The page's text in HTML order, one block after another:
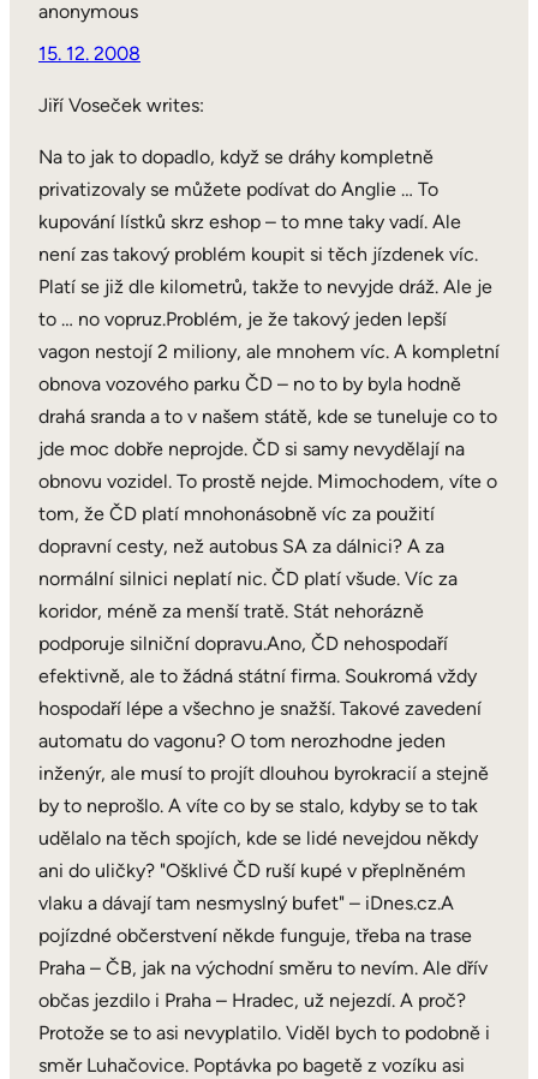
anonymous
15. 12. 2008
Jiří Voseček writes:
Na to jak to dopadlo, když se dráhy kompletně
privatizovaly se můžete podívat do Anglie … To
kupování lístků skrz eshop – to mne taky vadí. Ale
není zas takový problém koupit si těch jízdenek víc.
Platí se již dle kilometrů, takže to nevyjde dráž. Ale je
to … no vopruz.Problém, je že takový jeden lepší
vagon nestojí 2 miliony, ale mnohem víc. A kompletní
obnova vozového parku ČD – no to by byla hodně
drahá sranda a to v našem státě, kde se tuneluje co to
jde moc dobře neprojde. ČD si samy nevydělají na
obnovu vozidel. To prostě nejde. Mimochodem, víte o
tom, že ČD platí mnohonásobně víc za použití
dopravní cesty, než autobus SA za dálnici? A za
normální silnici neplatí nic. ČD platí všude. Víc za
koridor, méně za menší tratě. Stát nehorázně
podporuje silniční dopravu.Ano, ČD nehospodaří
efektivně, ale to žádná státní firma. Soukromá vždy
hospodaří lépe a všechno je snažší. Takové zavedení
automatu do vagonu? O tom nerozhodne jeden
inženýr, ale musí to projít dlouhou byrokracií a stejně
by to neprošlo. A víte co by se stalo, kdyby se to tak
udělalo na těch spojích, kde se lidé nevejdou někdy
ani do uličky? "Ošklivé ČD ruší kupé v přeplněném
vlaku a dávají tam nesmyslný bufet" – iDnes.cz.A
pojízdné občerstvení někde funguje, třeba na trase
Praha – ČB, jak na východní směru to nevím. Ale dřív
občas jezdilo i Praha – Hradec, už nejezdí. A proč?
Protože se to asi nevyplatilo. Viděl bych to podobně i
směr Luhačovice. Poptávka po bagetě z vozíku asi